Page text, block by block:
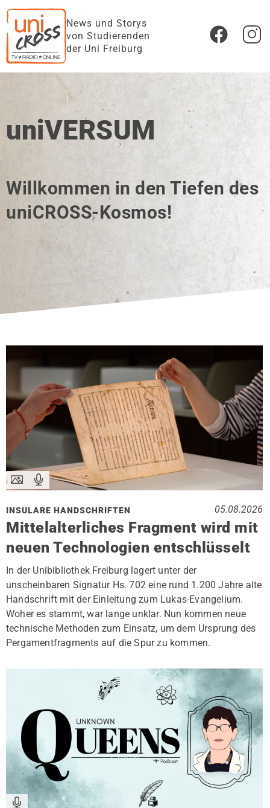
News und Storys
von Studierenden
der Uni Freiburg
uniVERSUM
Willkommen in den Tiefen des
uniCROSS-Kosmos!
INSULARE HANDSCHRIFTEN 05.08.2026
Mittelalterliches Fragment wird mit
neuen Technologien entschlüsselt
In der Unibibliothek Freiburg lagert unter der
unscheinbaren Signatur Hs. 702 eine rund 1.200 Jahre alte
Handschrift mit der Einleitung zum Lukas-Evangelium.
Woher es stammt, war lange unklar. Nun kommen neue
technische Methoden zum Einsatz, um dem Ursprung des
Pergamentfragments auf die Spur zu kommen.